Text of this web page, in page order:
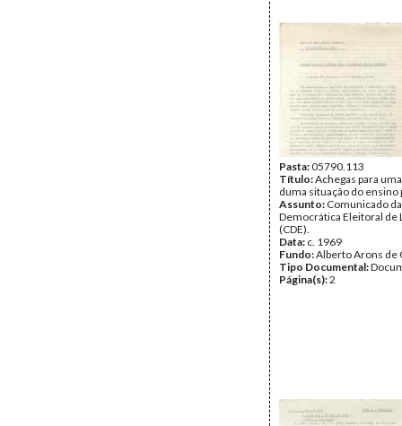
Pasta:05790.113
Título:Achegas para
duma situação do
Assunto: Comunicado
Democrática Eleitoral de
(CDE).
Data: c. 1969
Fundo:Alberto Arons de
Tipo Documental:
Página(s):2